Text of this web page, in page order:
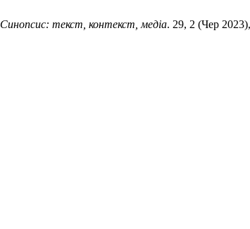
Синопсис: текст, контекст, медіа. 29, 2 (Чер